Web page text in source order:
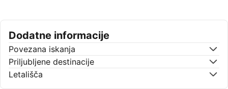
Dodatne informacije
Povezana iskanja
Priljubljene destinacije
Letališča